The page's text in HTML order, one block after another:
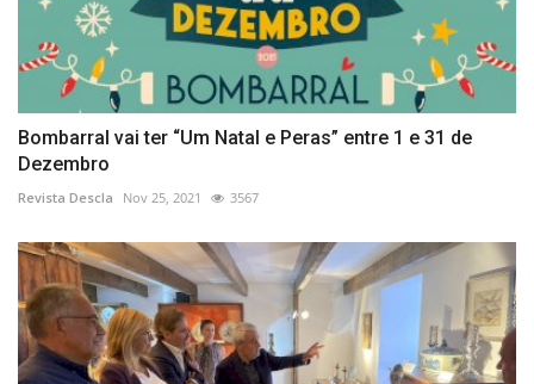
Bombarral vai ter “Um Natal e Peras” entre 1 e 31 de
Dezembro
Revista Descla Nov 25, 2021 3567